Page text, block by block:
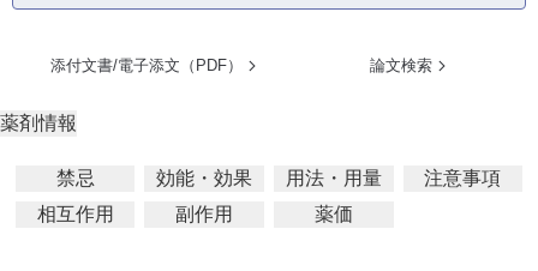
添付文書/電子添文（PDF） 論文検索
薬剤情報
禁忌 効能・効果 用法・用量
注意事項
相互作用
副作用 薬価